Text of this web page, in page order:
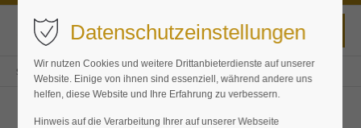
Datenschutzeinstellungen
Wir nutzen Cookies und weitere Drittanbieterdienste auf unserer
Website. Einige von ihnen sind essenziell, während andere uns
helfen, diese Website und Ihre Erfahrung zu verbessern.
Hinweis auf die Verarbeitung Ihrer auf unserer Webseite
Staudensterne